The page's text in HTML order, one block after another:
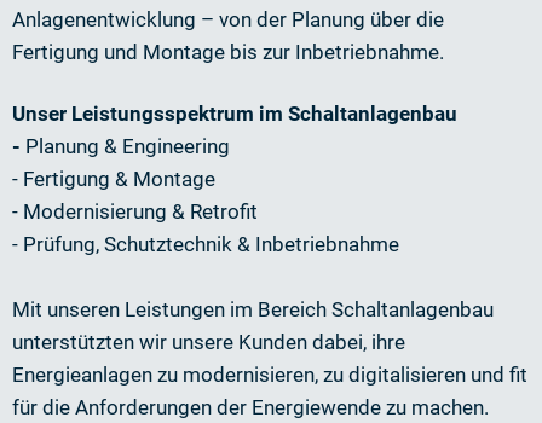
Anlagenentwicklung – von der Planung über die
Fertigung und Montage bis zur Inbetriebnahme.
Unser Leistungsspektrum im Schaltanlagenbau
- Planung & Engineering
- Fertigung & Montage
- Modernisierung & Retrofit
- Prüfung, Schutztechnik & Inbetriebnahme
Mit unseren Leistungen im Bereich Schaltanlagenbau
unterstützten wir unsere Kunden dabei, ihre
Energieanlagen zu modernisieren, zu digitalisieren und fit
für die Anforderungen der Energiewende zu machen.